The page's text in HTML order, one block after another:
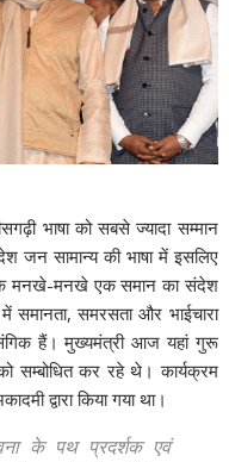
भाषा को सबसे ज्यादा सम्मान
जन सामान्य की भाषा में इसलिए
मनखे-मनखे एक समान का संदेश
समरसता और भाईचारा
हैं। मुख्यमंत्री आज यहां गुरू
सम्बोधित कर रहे थे। कार्यक्रम
द्वारा किया गया था।
के पथ प्रदर्शक एवं